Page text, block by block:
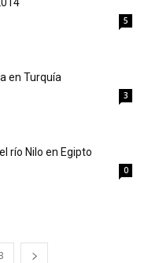
5
en Turquía
3
río Nilo en Egipto
0